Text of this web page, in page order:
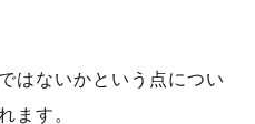
はないかという点につい
ます。